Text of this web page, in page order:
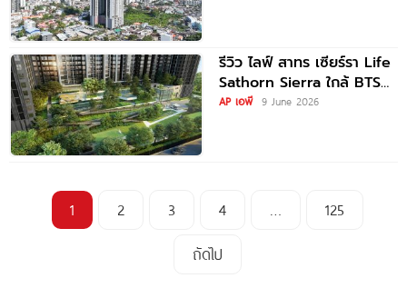
รีวิว ไลฟ์ สาทร เซียร์รา Life
Sathorn Sierra ใกล้ BTS
ตลาดพลู
AP เอพี 9 June 2026
1 2 3 4 …
125
ถัดไป